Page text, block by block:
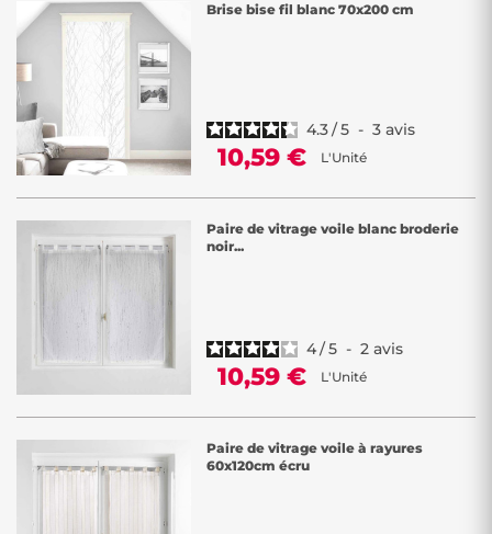
Brise bise fil blanc 70x200 cm
4.3/5 - 3 avis
10,59 € L'Unité
Paire de vitrage voile blanc broderie
noir...
4/5 - 2 avis
10,59 € L'Unité
Paire de vitrage voile à rayures
60x120cm écru